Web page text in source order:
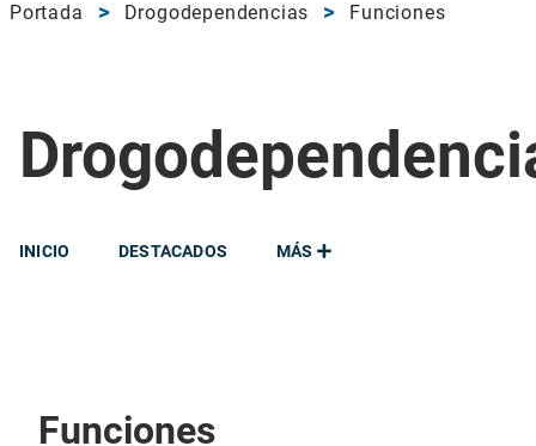
Portada Drogodependencias Funciones
MÁS
INICIO DESTACADOS
Funciones